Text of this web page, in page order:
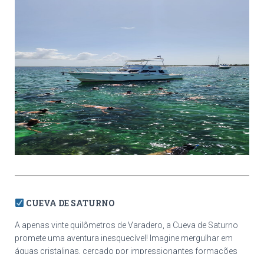
CUEVA DE SATURNO
A apenas vinte quilômetros de Varadero, a Cueva de Saturno
promete uma aventura inesquecível! Imagine mergulhar em
águas cristalinas, cercado por impressionantes formações